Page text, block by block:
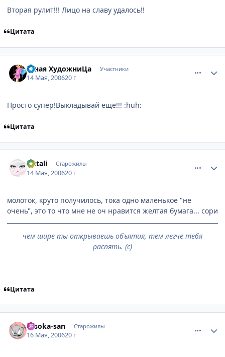
Вторая рулит!!! Лицо на славу удалось!!
Цитата
Юная ХудожниЦа Участники
14 Мая, 200620 г
Просто супер!Выкладывай еще!!! :huh:
Цитата
Natali Старожилы
14 Мая, 200620 г
молоток, круто получилось, тока одно маленькое "не
очень", это то что мне не оч нравится желтая бумага... сори
чем шире ты открываешь объятия, тем легче тебя
распять. (с)
Цитата
Hisoka-san Старожилы
16 Мая, 200620 г